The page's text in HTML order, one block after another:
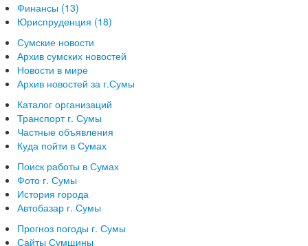
Финансы (13)
Юриспруденция (18)
Сумские новости
Архив сумских новостей
Новости в мире
Архив новостей за г.Сумы
Каталог организаций
Транспорт г. Сумы
Частные объявления
Куда пойти в Сумах
Поиск работы в Сумах
Фото г. Сумы
История города
Автобазар г. Сумы
Прогноз погоды г. Сумы
Сайты Сумщины